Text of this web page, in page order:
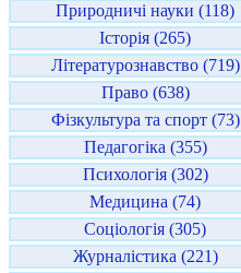
Природничі науки (118)
Історія (265)
Літературознавство (719)
Право (638)
Фізкультура та спорт (73)
Педагогіка (355)
Психологія (302)
Медицина (74)
Соціологія (305)
Журналістика (221)